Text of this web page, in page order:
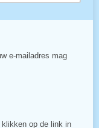
e-mailadres mag
op de link in